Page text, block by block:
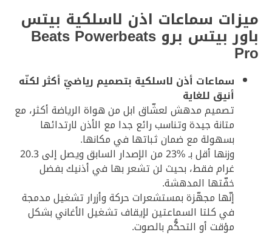
ميزات سماعات اذن لاسلكية بيتس
باور بيتس برو Beats Powerbeats
Pro
سماعات أذن لاسلكية بتصميم رياضيّ أكثر لكنّه
أنيق للغاية
تصميم مدهش لعشّاق ابل من هواة الرياضة أكثر، مع
متانة جيدة وتناسب رائع جدا مع الأذن لارتدائها
بسهولة مع ضمان ثباتها في مكانها.
وزنها أقل بـ %23 من الإصدار السابق ويصل إلى 20.3
غرام فقط، بحيث لن تشعر بها في أذنيك بفضل
خفّتها المدهشة.
إنّها مجهّزة بمستشعرات حركة وأزرار تشغيل مدمجة
في كلتا السماعتين لإيقاف تشغيل الأغاني بشكل
مؤقت أو التحكُّم بالصوت.